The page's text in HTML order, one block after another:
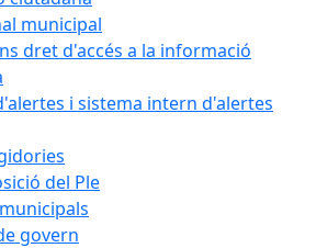
municipal
dret d'accés a la informació
i sistema intern d'alertes
del Ple
govern